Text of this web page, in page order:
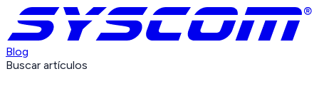
Blog
Buscar artículos